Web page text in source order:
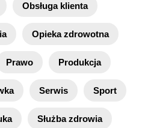
Obsługa klienta
Opieka zdrowotna
Prawo Produkcja
Serwis Sport
Służba zdrowia